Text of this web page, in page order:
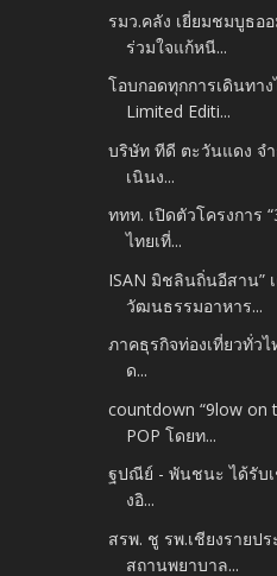
รมว.คลัง เยี่ยมชมบูธอ
ร่วมใจแก้หนี...
โอบกอดทุกการเดินทา
Limited Editi...
บริษัท ทีดี ตะวันแดง จ
เนินง...
ททท. เปิดตัวโครงการ
ไทยเที่...
ISAN มิชลินถิ่นอีสาน”
วัฒนธรรมอาหาร...
ภาคธุรกิจท่องเที่ยวทั่ว
ด...
countdown “9low on
POP โดยท...
ฐปณีย์ - พันชนะ ได้รับ
งอิ...
สรพ. ชู รพ.เชียงรายป
สถานพยาบาล...